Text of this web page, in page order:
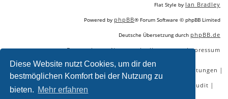
Diese Website nutzt Cookies, um dir den
bestmöglichen Komfort bei der Nutzung zu
bieten. Mehr erfahren
Flat Style by Ian Bradley
Powered by phpBB® Forum Software © phpBB Limited
Deutsche Übersetzung durch phpBB.de
Datenschutz|Nutzungsbedingungen|Impressum
SEO Online Tools SEO Dienstleistungen |
SEO Workshops | SEO Beratung SEO Audit |